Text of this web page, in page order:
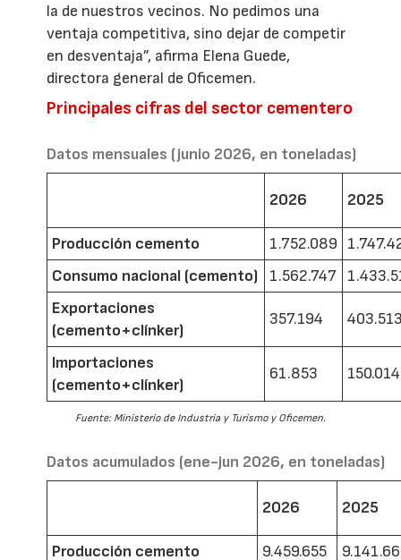
la de nuestros vecinos. No pedimos una
ventaja competitiva, sino dejar de competir
en desventaja”, afirma Elena Guede,
directora general de Oficemen.
Principales cifras del sector cementero
Datos mensuales (junio 2026, en toneladas)
2026 2025
Producción cemento 1.752.089
Consumo nacional (cemento)
1.562.747
Exportaciones
(cemento+clínker)
357.194
Importaciones
(cemento+clínker)
61.853 150.014
Fuente: Ministerio de Industria y Turismo y Oficemen.
Datos acumulados (ene-jun 2026, en toneladas)
2026 2025
Producción cemento 9.459.655